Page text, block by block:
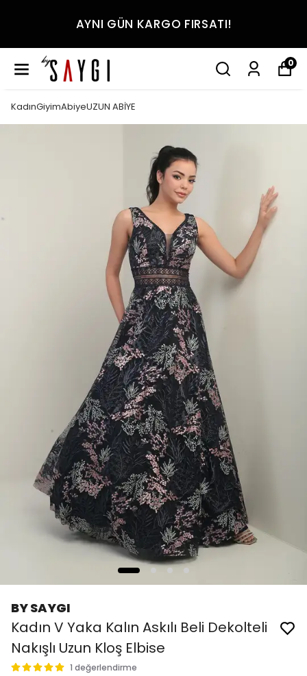
AYNI GÜN KARGO FIRSATI!
0
KadınGiyimAbiyeUZUN ABİYE
BY SAYGI
Kadın V Yaka Kalın Askılı Beli Dekolteli
Nakışlı Uzun Kloş Elbise
1 değerlendirme